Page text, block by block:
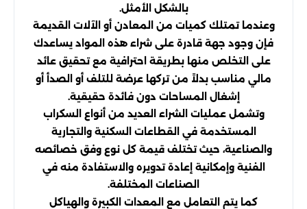
بالشكل الأمثل.
وعندما تمتلك كميات من المعادن أو الآلات القديمة
فإن وجود جهة قادرة على شراء هذه المواد يساعدك
على التخلص منها بطريقة احترافية مع تحقيق عائد
مالي مناسب بدلاً من تركها عرضة للتلف أو الصدأ أو
إشغال المساحات دون فائدة حقيقية.
وتشمل عمليات الشراء العديد من أنواع السكراب
المستخدمة في القطاعات السكنية والتجارية
والصناعية، حيث تختلف قيمة كل نوع وفق خصائصه
الفنية وإمكانية إعادة تدويره والاستفادة منه في
الصناعات المختلفة.
كما يتم التعامل مع المعدات الكبيرة والهياكل